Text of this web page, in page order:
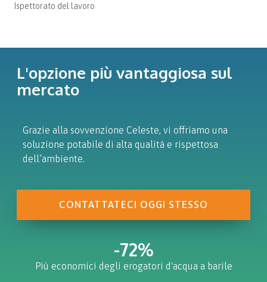
Ispettorato del lavoro
L'opzione più vantaggiosa sul
mercato
Grazie alla sovvenzione Celeste, vi offriamo una
soluzione potabile di alta qualità e rispettosa
dell’ambiente.
CONTATTATECI OGGI STESSO
-72%
Più economici degli erogatori d'acqua a barile